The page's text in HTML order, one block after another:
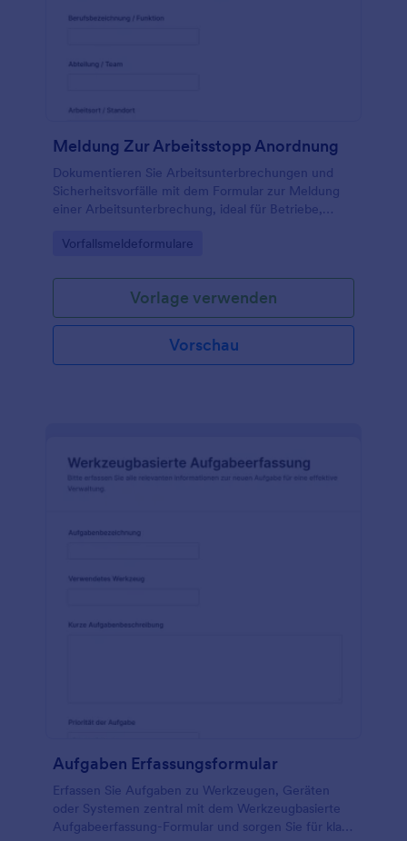
Meldung Zur Arbeitsstopp Anordnung
Dokumentieren Sie Arbeitsunterbrechungen und
Sicherheitsvorfälle mit dem Formular zur Meldung
einer Arbeitsunterbrechung, ideal für Betriebe,
und Formularantworten zentral zu verwalten.
Go to Category:
Vorfallsmeldeformulare
Vorlage verwenden
Vorschau
Aufgaben Erfassungsformular
Erfassen Sie Aufgaben zu Werkzeugen, Geräten
oder Systemen zentral mit dem Werkzeugbasierte
Aufgabeerfassung-Formular und sorgen Sie für klare